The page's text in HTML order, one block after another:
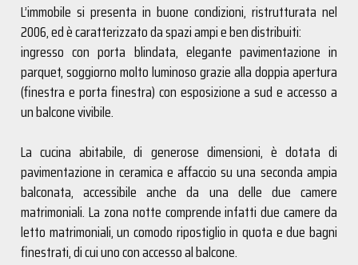
L’immobile si presenta in buone condizioni, ristrutturata nel
2006, ed è caratterizzato da spazi ampi e ben distribuiti:
ingresso con porta blindata, elegante pavimentazione in
parquet, soggiorno molto luminoso grazie alla doppia apertura
(finestra e porta finestra) con esposizione a sud e accesso a
un balcone vivibile.
La cucina abitabile, di generose dimensioni, è dotata di
pavimentazione in ceramica e affaccio su una seconda ampia
balconata, accessibile anche da una delle due camere
matrimoniali. La zona notte comprende infatti due camere da
letto matrimoniali, un comodo ripostiglio in quota e due bagni
finestrati, di cui uno con accesso al balcone.